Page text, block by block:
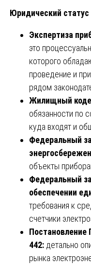
Юридический
Экспертиза
это
которого
проведение и
рядом
Жилищный
обязанности по
куда входят и
Федеральный
объекты
Федеральный
обеспечении
требования к
счетчики
442: детально
рынка